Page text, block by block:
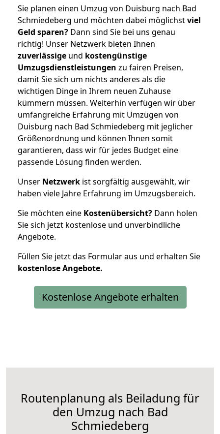
Sie planen einen Umzug von Duisburg nach Bad
Schmiedeberg und möchten dabei möglichstviel
Geld sparen? Dann sind Sie bei uns genau
richtig! Unser Netzwerk bieten Ihnen
zuverlässige und kostengünstige
Umzugsdienstleistungen zu fairen Preisen,
damit Sie sich um nichts anderes als die
wichtigen Dinge in Ihrem neuen Zuhause
kümmern müssen. Weiterhin verfügen wir über
umfangreiche Erfahrung mit Umzügen von
Duisburg nach Bad Schmiedeberg mit jeglicher
Größenordnung und können Ihnen somit
garantieren, dass wir für jedes Budget eine
passende Lösung finden werden.
Unser Netzwerk ist sorgfältig ausgewählt, wir
haben viele Jahre Erfahrung im Umzugsbereich.
Sie möchten eine Kostenübersicht? Dann holen
Sie sich jetzt kostenlose und unverbindliche
Angebote.
Füllen Sie jetzt das Formular aus und erhalten Sie
kostenloseAngebote.
Kostenlose Angebote erhalten
Routenplanung als Beiladung für
den Umzug nach Bad
Schmiedeberg